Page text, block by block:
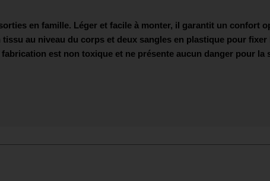
en famille. Léger et facile à monter, il garantit un confort
au niveau du corps et deux sangles en plastique pour fixer
est non toxique et ne présente aucun danger pour la